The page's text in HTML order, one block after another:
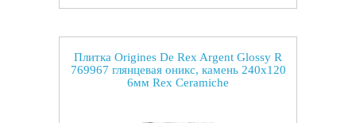
Плитка Origines De Rex Argent Glossy R
769967 глянцевая оникс, камень 240x120
6мм Rex Ceramiche